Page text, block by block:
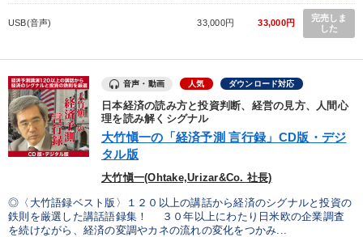
USB(音声) 33,000円 33,000円
完売しま
した
音声・動画 人気 ダウンロード対応
日本経済の読み方と投資判断、経営の見方、人間心
理を読み解くシグナル
大竹愼一の「経済予測 言行録」CD版・デジ
タル版
大竹愼一(Ohtake,Urizar&Co. 社長)
◎〈大竹語録ベスト版〉１２０以上の講話から経済のシグナルと投資の
鉄則を厳選した講話語録集！ ３０年以上にわたり日米欧の企業調査
を続けながら、経済の変調やカネの流れの変化をつかみ...